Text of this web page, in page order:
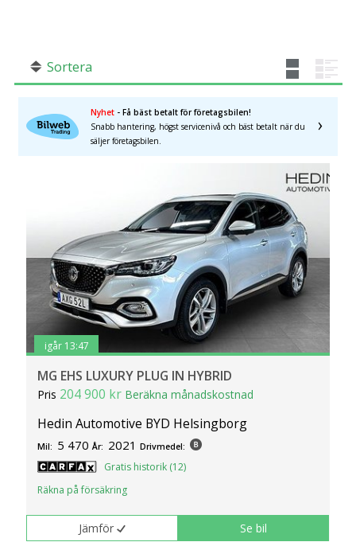
×
Sortera
Nyhet - Få bäst betalt för företagsbilen!
Snabb hantering, högst servicenivå och bäst betalt när du
säljer företagsbilen.
igår 13:47
MG EHS LUXURY PLUG IN HYBRID
Pris 204 900 kr Beräkna månadskostnad
Hedin Automotive BYD Helsingborg
Mil: 5 470 År: 2021 Drivmedel:
Gratis historik (12)
Räkna på försäkring
Jämför Se bil